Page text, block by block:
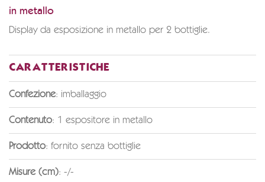
in metallo
Display da esposizione in metallo per 2 bottiglie.
CARATTERISTICHE
Confezione: imballaggio
Contenuto: 1 espositore in metallo
Prodotto: fornito senza bottiglie
Misure (cm): -/-